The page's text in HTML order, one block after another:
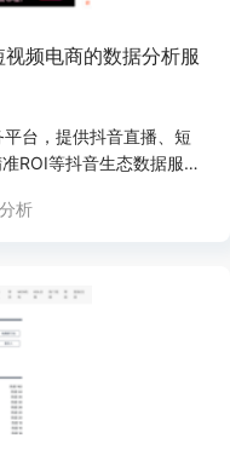
频电商的数据分析服
台，提供抖音直播、短
ROI等抖音生态数据服
析